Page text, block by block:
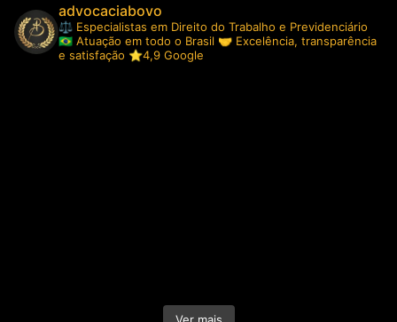
advocaciabovo
⚖️ Especialistas em Direito do Trabalho e Previdenciário
🇧🇷 Atuação em todo o Brasil 🤝 Excelência, transparência
e satisfação ⭐️4,9 Google
Ver mais